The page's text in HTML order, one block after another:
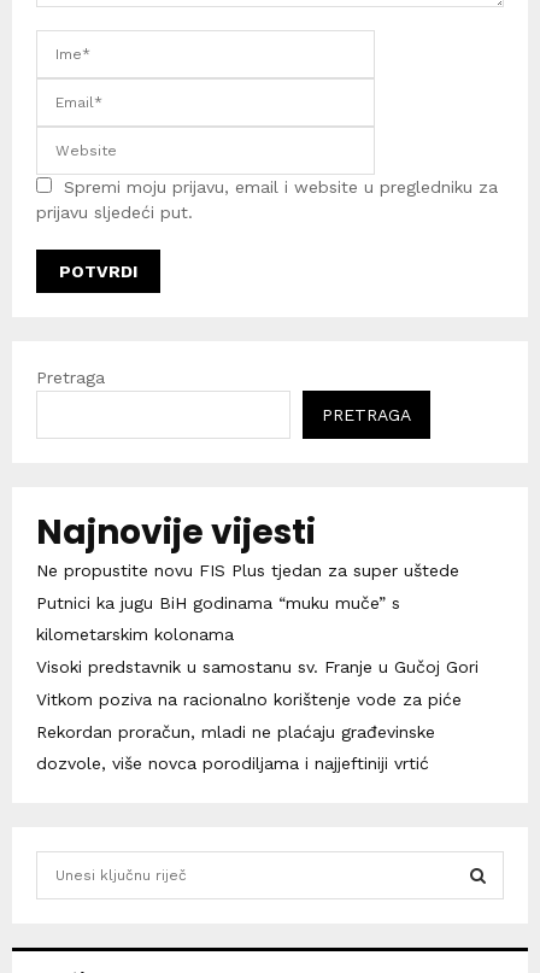
Spremi moju prijavu, email i website u pregledniku za
prijavu sljedeći put.
Pretraga
PRETRAGA
Najnovije vijesti
Ne propustite novu FIS Plus tjedan za super uštede
Putnici ka jugu BiH godinama “muku muče” s
kilometarskim kolonama
Visoki predstavnik u samostanu sv. Franje u Gučoj Gori
Vitkom poziva na racionalno korištenje vode za piće
Rekordan proračun, mladi ne plaćaju građevinske
dozvole, više novca porodiljama i najjeftiniji vrtić